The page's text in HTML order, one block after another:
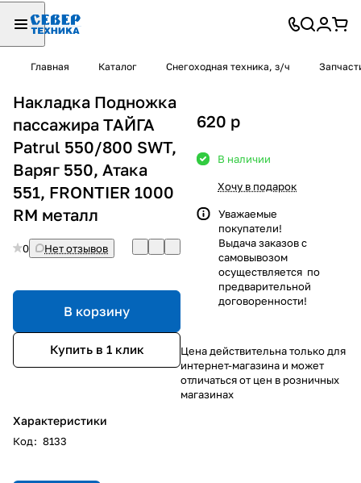
Главная Каталог Снегоходная техника, з/ч
Накладка Подножка
пассажира ТАЙГА
Patrul 550/800 SWT,
Варяг 550, Атака
551, FRONTIER 1000
RM металл
0 Нет отзывов
В корзину
Купить в 1 клик
Характеристики
Код: 8133
620 p
В наличии
Хочу в подарок
Уважаемые
покупатели!
Выдача заказов с
самовывозом
осуществляется по
предварительной
договоренности!
Цена действительна только для
интернет-магазина и может
отличаться от цен в розничных
магазинах